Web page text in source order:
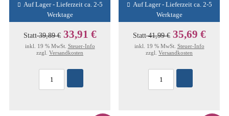
Auf Lager - Lieferzeit ca. 2-5
Werktage
Statt39,89 € 33,91 €
inkl. 19 % MwSt. Steuer-Info
zzgl. Versandkosten
Auf Lager - Lieferzeit ca. 2-5
Werktage
Statt41,99 € 35,69 €
inkl. 19 % MwSt. Steuer-Info
zzgl. Versandkosten